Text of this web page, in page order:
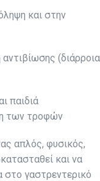
και στην
παιδιά
των τροφών
απλός, φυσικός,
και να
στο γαστρεντερικό